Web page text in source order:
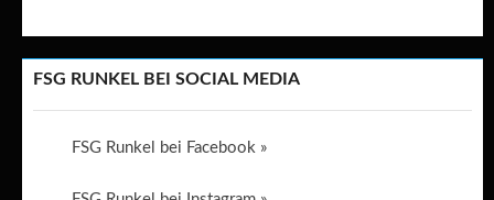
FSG RUNKEL BEI SOCIAL MEDIA
FSG Runkel bei Facebook »